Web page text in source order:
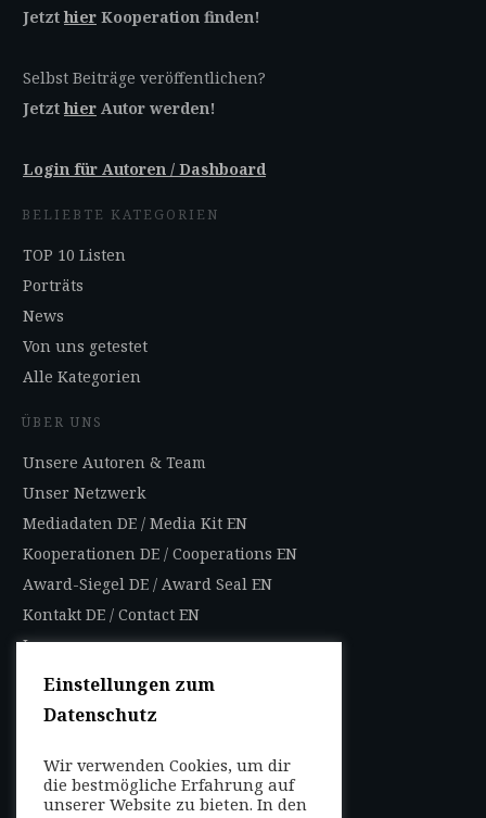
Jetzthier Kooperation finden!
Selbst Beiträge veröffentlichen?
Jetzthier Autor werden!
Login für Autoren / Dashboard
BELIEBTE KATEGORIEN
TOP 10 Listen
Porträts
News
Von uns getestet
Alle Kategorien
ÜBER UNS
Unsere Autoren & Team
Unser Netzwerk
Mediadaten DE / Media Kit EN
Kooperationen DE / Cooperations EN
Award-Siegel DE / Award Seal EN
Kontakt DE / Contact EN
Impressum
Datenschutzbestimmungen
Nutzungsbedingungen
FOLGEN SIE UNS
Entdecken Sie weltweit
Einstellungen zum
Datenschutz
Wir verwenden Cookies, um dir
die bestmögliche Erfahrung auf
unserer Website zu bieten. In den